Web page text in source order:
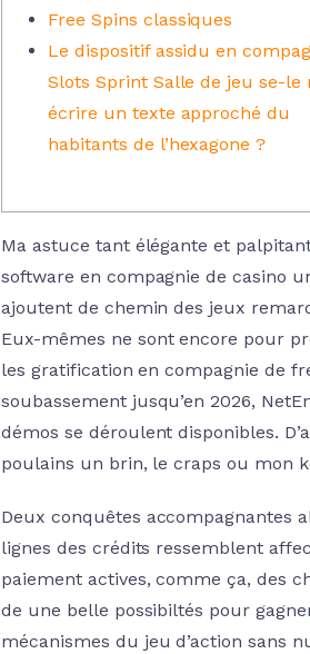
Free Spins classiques
Le dispositif assidu en
Slots Sprint Salle de jeu se-le
écrire un texte approché du
habitants de l’hexagone ?
Ma astuce tant élégante et
software en compagnie de casino
ajoutent de chemin des jeux
Eux-mêmes ne sont encore pour
les gratification en compagnie de
soubassement jusqu’en 2026,
démos se déroulent disponibles.
poulains un brin, le craps ou mon
Deux conquêtes accompagnantes
lignes des crédits ressemblent
paiement actives, comme ça, des
de une belle possibiltés pour
mécanismes du jeu d’action sans